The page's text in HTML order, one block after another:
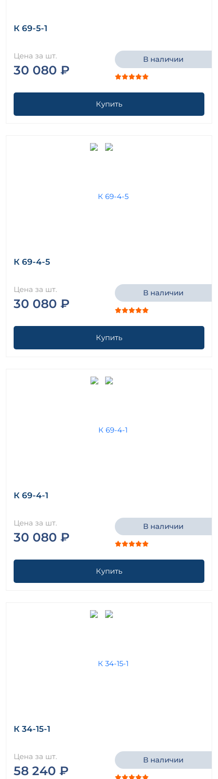
К 69-5-1
Цена за шт.
30 080 ₽
В наличии
Купить
К 69-4-5
Цена за шт.
30 080 ₽
В наличии
Купить
К 69-4-1
Цена за шт.
30 080 ₽
В наличии
Купить
К 34-15-1
Цена за шт.
58 240 ₽
В наличии